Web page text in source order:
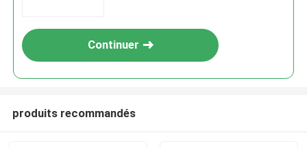
Continuer
produits recommandés